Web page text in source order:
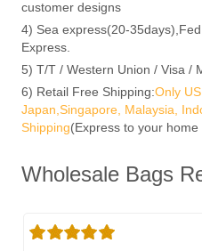
customer designs
4) Sea express(20-
Express.
5) T/T / Western Union / Visa /
6) Retail Free Shipping:Only
Japan,Singapore, Malaysia,
Shipping(Express to your home
Wholesale Bags